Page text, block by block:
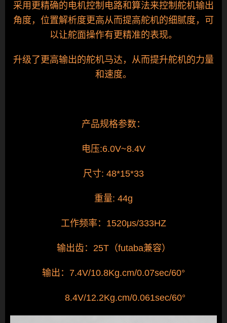
采用更精确的电机控制电路和算法来控制舵机输出
角度，位置解析度更高从而提高舵机的细腻度，可
以让舵面操作有更精准的表现。
升级了更高输出的舵机马达，从而提升舵机的力量
和速度。
产品规格参数：
电压:6.0V~8.4V
尺寸: 48*15*33
重量: 44g
工作频率：1520μs/333HZ
输出齿：25T（futaba兼容）
输出：7.4V/10.8Kg.cm/0.07sec/60°
8.4V/12.2Kg.cm/0.061sec/60°